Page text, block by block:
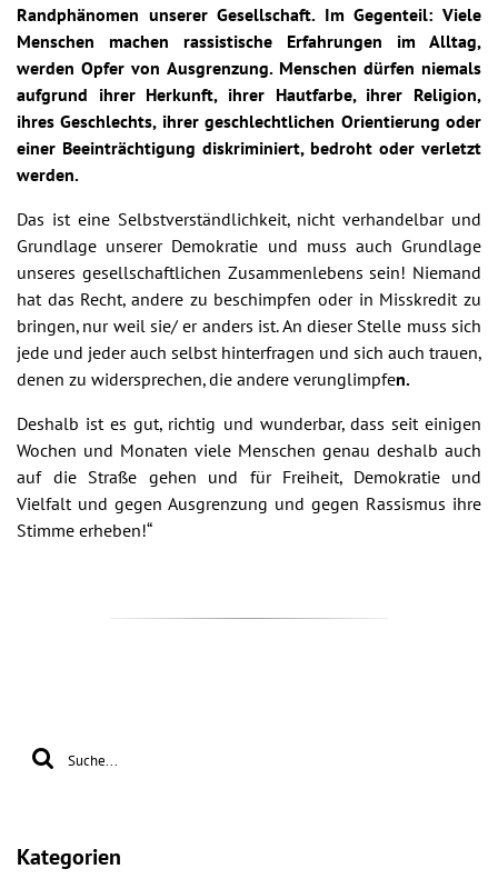
Randphänomen unserer Gesellschaft. Im Gegenteil: Viele
Menschen machen rassistische Erfahrungen im Alltag,
werden Opfer von Ausgrenzung. Menschen dürfen niemals
aufgrund ihrer Herkunft, ihrer Hautfarbe, ihrer Religion,
ihres Geschlechts, ihrer geschlechtlichen Orientierung oder
einer Beeinträchtigung diskriminiert, bedroht oder verletzt
werden.
Das ist eine Selbstverständlichkeit, nicht verhandelbar und
Grundlage unserer Demokratie und muss auch Grundlage
unseres gesellschaftlichen Zusammenlebens sein! Niemand
hat das Recht, andere zu beschimpfen oder in Misskredit zu
bringen, nur weil sie/ er anders ist. An dieser Stelle muss sich
jede und jeder auch selbst hinterfragen und sich auch trauen,
denen zu widersprechen, die andere verunglimpfen.
Deshalb ist es gut, richtig und wunderbar, dass seit einigen
Wochen und Monaten viele Menschen genau deshalb auch
auf die Straße gehen und für Freiheit, Demokratie und
Vielfalt und gegen Ausgrenzung und gegen Rassismus ihre
Stimme erheben!“
Kategorien